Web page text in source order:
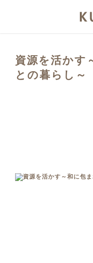
資源を活かす
との暮らし～